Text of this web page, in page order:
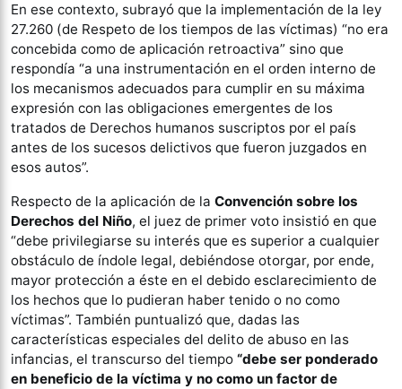
En ese contexto, subrayó que la implementación de la ley
27.260 (de Respeto de los tiempos de las víctimas) “no era
concebida como de aplicación retroactiva” sino que
respondía “a una instrumentación en el orden interno de
los mecanismos adecuados para cumplir en su máxima
expresión con las obligaciones emergentes de los
tratados de Derechos humanos suscriptos por el país
antes de los sucesos delictivos que fueron juzgados en
esos autos”.
Respecto de la aplicación de la Convención sobre los
Derechos del Niño, el juez de primer voto insistió en que
“debe privilegiarse su interés que es superior a cualquier
obstáculo de índole legal, debiéndose otorgar, por ende,
mayor protección a éste en el debido esclarecimiento de
los hechos que lo pudieran haber tenido o no como
víctimas”. También puntualizó que, dadas las
características especiales del delito de abuso en las
infancias, el transcurso del tiempo “debe ser ponderado
en beneficio de la víctima y no como un factor de